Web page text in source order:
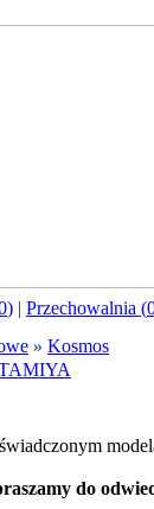
) | Przechowalnia (
» Kosmos
do